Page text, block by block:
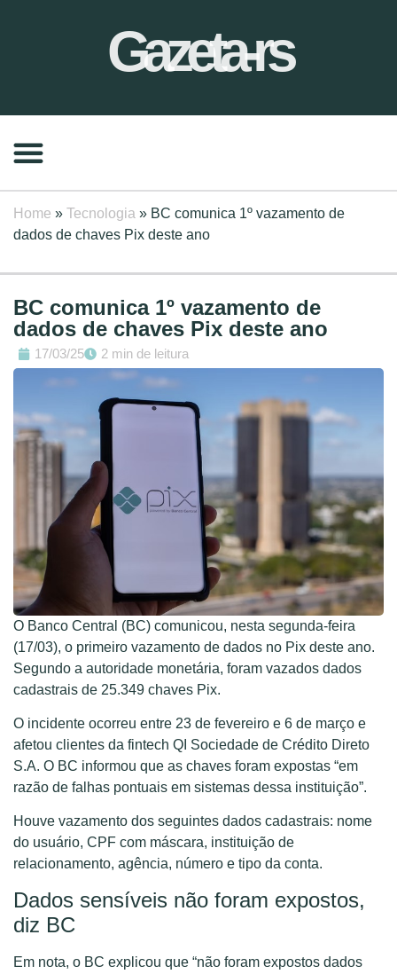
Gazeta-rs
Home » Tecnologia » BC comunica 1º vazamento de
dados de chaves Pix deste ano
BC comunica 1º vazamento de
dados de chaves Pix deste ano
17/03/25 2 min de leitura
O Banco Central (BC) comunicou, nesta segunda-feira
(17/03), o primeiro vazamento de dados no Pix deste ano.
Segundo a autoridade monetária, foram vazados dados
cadastrais de 25.349 chaves Pix.
O incidente ocorreu entre 23 de fevereiro e 6 de março e
afetou clientes da fintech QI Sociedade de Crédito Direto
S.A. O BC informou que as chaves foram expostas “em
razão de falhas pontuais em sistemas dessa instituição”.
Houve vazamento dos seguintes dados cadastrais: nome
do usuário, CPF com máscara, instituição de
relacionamento, agência, número e tipo da conta.
Dados sensíveis não foram expostos,
diz BC
Em nota, o BC explicou que “não foram expostos dados